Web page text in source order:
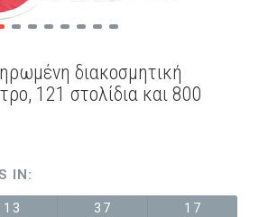
διακοσμητική
121 στολίδια και 800
IN:
13 37 16